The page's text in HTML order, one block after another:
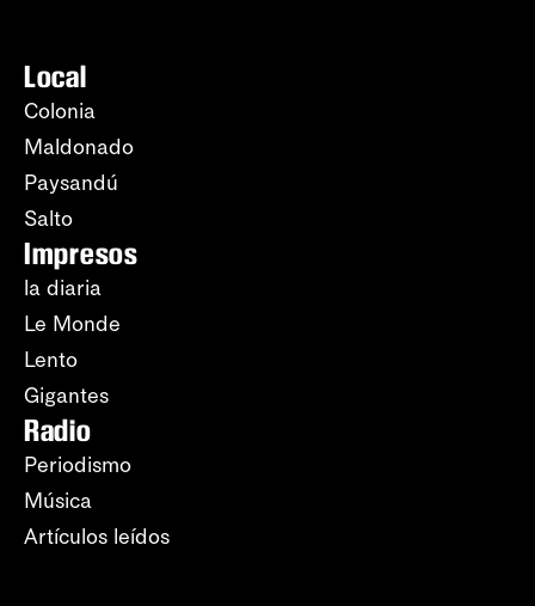
Local
Colonia
Maldonado
Paysandú
Salto
Impresos
la diaria
Le Monde
Lento
Gigantes
Radio
Periodismo
Música
Artículos leídos